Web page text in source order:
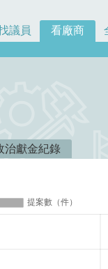
議員 看廠商
治獻金紀錄